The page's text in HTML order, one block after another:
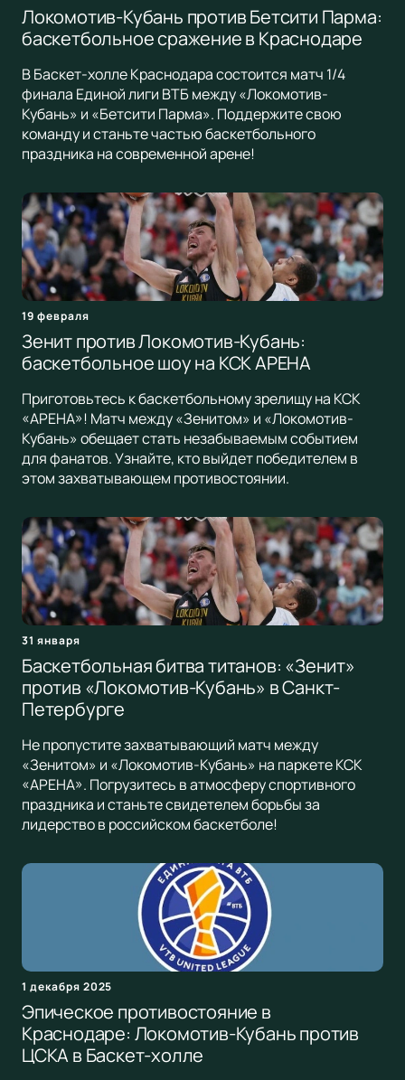
Локомотив-Кубань против Бетсити Парма:
баскетбольное сражение в Краснодаре
В Баскет-холле Краснодара состоится матч 1/4
финала Единой лиги ВТБ между «Локомотив-
Кубань» и «Бетсити Парма». Поддержите свою
команду и станьте частью баскетбольного
праздника на современной арене!
19 февраля
Зенит против Локомотив-Кубань:
баскетбольное шоу на КСК АРЕНА
Приготовьтесь к баскетбольному зрелищу на КСК
«АРЕНА»! Матч между «Зенитом» и «Локомотив-
Кубань» обещает стать незабываемым событием
для фанатов. Узнайте, кто выйдет победителем в
этом захватывающем противостоянии.
31 января
Баскетбольная битва титанов: «Зенит»
против «Локомотив-Кубань» в Санкт-
Петербурге
Не пропустите захватывающий матч между
«Зенитом» и «Локомотив-Кубань» на паркете КСК
«АРЕНА». Погрузитесь в атмосферу спортивного
праздника и станьте свидетелем борьбы за
лидерство в российском баскетболе!
1 декабря 2025
Эпическое противостояние в
Краснодаре: Локомотив-Кубань против
ЦСКА в Баскет-холле